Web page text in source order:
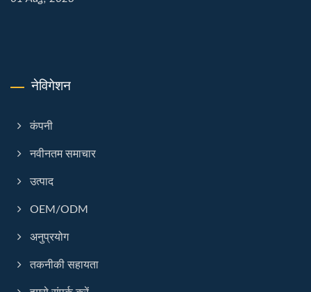
नेविगेशन
कंपनी
नवीनतम समाचार
उत्पाद
OEM/ODM
अनुप्रयोग
तकनीकी सहायता